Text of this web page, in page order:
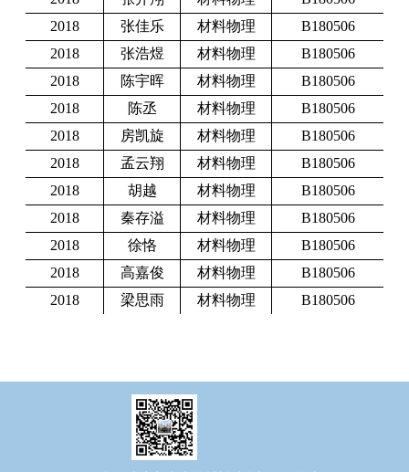
2018
张佳乐 材料物理
B180506
2018
张浩煜 材料物理
B180506
2018
陈宇晖 材料物理
B180506
2018
陈丞 材料物理
B180506
2018
房凯旋 材料物理
B180506
2018
孟云翔 材料物理
B180506
2018
胡越 材料物理
B180506
2018
秦存溢 材料物理
B180506
2018
徐恪 材料物理
B180506
2018
高嘉俊 材料物理
B180506
2018
梁思雨 材料物理 B180506